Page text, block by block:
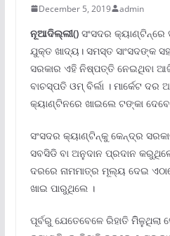
December 5, 2019 admin
ନୂଆଦିଲ୍ଲୀ()ସଂସଦର କ୍ୟାଣ୍ଟିନ୍ରେ
ଯୁକ୍ତ ଖାଦ୍ୟ। ସମସ୍ତ ସାଂସଦଙ୍କ
ସରକାର ଏହି ନିଷ୍ପତ୍ତି ନେଇଥିବା ଆଜି
ବାଚସ୍ପତି ଓମ୍ ବିର୍ଲା । ମାର୍କେଟ ଦର
କ୍ୟାଣ୍ଟିନରେ ଖାଇଲେ ଟଙ୍କା
ସଂସଦର କ୍ୟାଣ୍ଟିନ୍କୁ କେନ୍ଦ୍ର
ସବସିଡି ବା ଅନୁଦାନ ପ୍ରଦାନ କରୁଥିଲେ
ଦରରେ ନାମମାତ୍ର ମୂଲ୍ୟ ଦେଇ
ଖାଇ ପାରୁଥିଲେ ।
ପୂର୍ବରୁ ଯେତେବେଳେ ରିହାତି ମିିଳୁଥିଲା